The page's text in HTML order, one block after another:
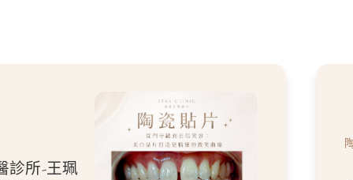
診所-王珮